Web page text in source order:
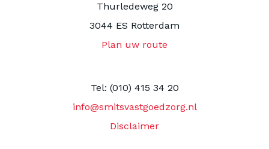
Thurledeweg 20
3044 ES Rotterdam
Plan uw route
Tel: (010) 415 34 20
info@smitsvastgoedzorg.nl
Disclaimer